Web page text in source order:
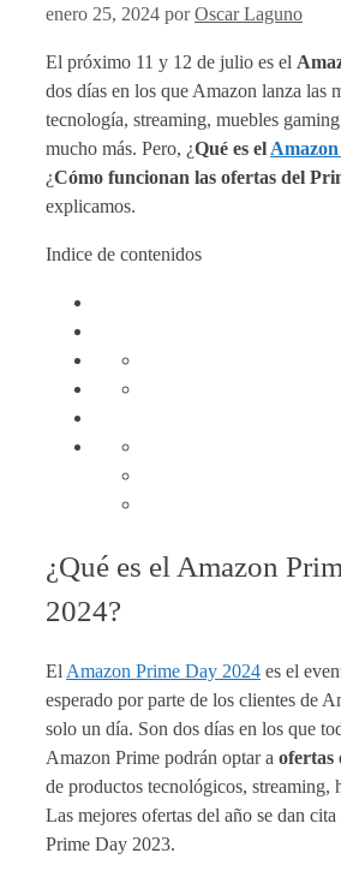
enero 25, 2024 porOscar Laguno
El próximo 11 y 12 de julio es el
dos días en los que Amazon lanza las
tecnología, streaming, muebles
mucho más. Pero, ¿Qué es el
¿Cómo funcionan las ofertas del
explicamos.
Indice de contenidos
¿Qué es el Amazon
2024?
El Amazon Prime Day 2024 es el
esperado por parte de los clientes de
solo un día. Son dos días en los que
Amazon Prime podrán optar a ofertas
de productos tecnológicos, streaming,
Las mejores ofertas del año se dan
Prime Day 2023.